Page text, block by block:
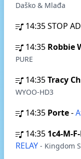
Daško & Mlađa
14:35STOP
14:35 Robbie
PURE
14:35Tracy
WYOO-HD3
14:35 Porte-
14:35 1c4-M-
RELAY - Kingdom